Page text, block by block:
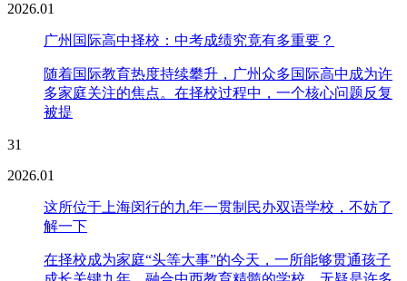
2026.01
广州国际高中择校：中考成绩究竟有多重要？
随着国际教育热度持续攀升，广州众多国际高中成为许
多家庭关注的焦点。在择校过程中，一个核心问题反复
被提
31
2026.01
这所位于上海闵行的九年一贯制民办双语学校，不妨了
解一下
在择校成为家庭“头等大事”的今天，一所能够贯通孩子